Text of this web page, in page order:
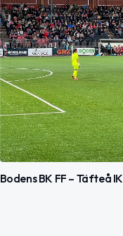
Bodens BK FF – Täfteå IK